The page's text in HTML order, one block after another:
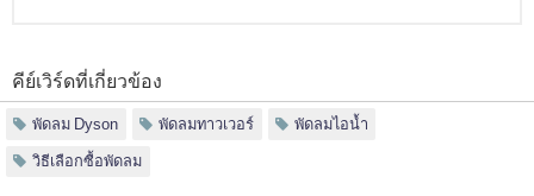
คีย์เวิร์ดที่เกี่ยวข้อง
พัดลม Dyson พัดลมทาวเวอร์ พัดลมไอน้ำ
วิธีเลือกซื้อพัดลม